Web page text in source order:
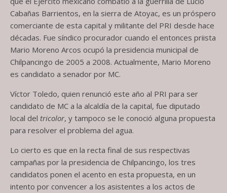
Cabañas Barrientos, en la sierra de Atoyac, es un próspero
comerciante de esta capital y militante del PRI desde hace
décadas. Fue síndico procurador cuando el entonces priista
Mario Moreno Arcos ocupó la presidencia municipal de
Chilpancingo de 2005 a 2008. Actualmente, Mario Moreno
es candidato a senador por MC.
Víctor Toledo, quien renunció este año al PRI para ser
candidato de MC a la alcaldía de la capital, fue diputado
local del tricolor, y tampoco se le conoció alguna propuesta
para resolver el problema del agua.
Lo cierto es que en la recta final de sus respectivas
campañas por la presidencia de Chilpancingo, los tres
candidatos ponen el acento en esta propuesta, en un
intento por convencer a los asistentes a los actos de